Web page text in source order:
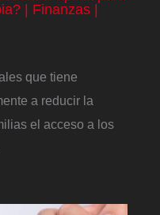
| Finanzas |
que tiene
a reducir la
el acceso a los